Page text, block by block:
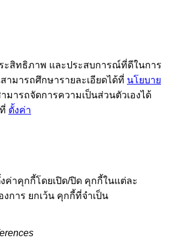
ะสิทธิภาพ และประสบการณ์ที่ดีในการ
มารถศึกษารายละเอียดได้ที่ นโยบาย
มารถจัดการความเป็นส่วนตัวเองได้
ตั้งค่า
ค่าคุกกี้โดยเปิด/ปิด คุกกี้ในแต่ละ
การ ยกเว้น คุกกี้ที่จำเป็น